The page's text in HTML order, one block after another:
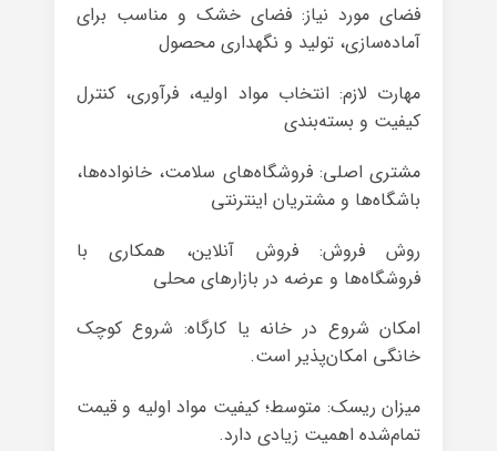
فضای مورد نیاز: فضای خشک و مناسب برای
آماده‌سازی، تولید و نگهداری محصول
مهارت لازم: انتخاب مواد اولیه، فرآوری، کنترل
کیفیت و بسته‌بندی
مشتری اصلی: فروشگاه‌های سلامت، خانواده‌ها،
باشگاه‌ها و مشتریان اینترنتی
روش فروش: فروش آنلاین، همکاری با
فروشگاه‌ها و عرضه در بازارهای محلی
امکان شروع در خانه یا کارگاه: شروع کوچک
خانگی امکان‌پذیر است.
میزان ریسک: متوسط؛ کیفیت مواد اولیه و قیمت
تمام‌شده اهمیت زیادی دارد.